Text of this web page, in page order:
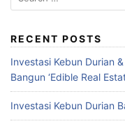
for:
RECENT POSTS
Investasi Kebun Durian
Bangun ‘Edible Real
Investasi Kebun Durian